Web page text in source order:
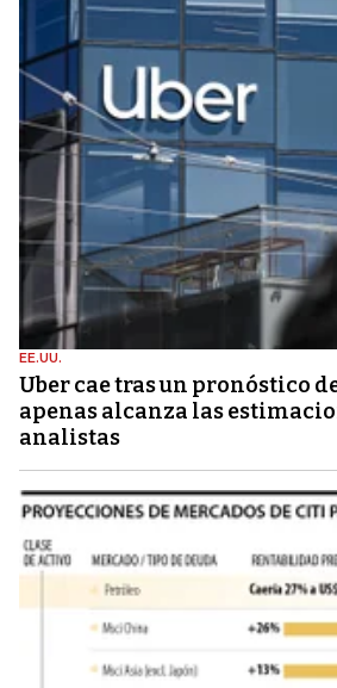
EE.UU.
Uber cae tras un pronóstico
apenas alcanza las
analistas